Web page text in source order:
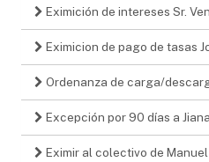
Eximición de intereses Sr.
Eximicion de pago de tasas
Ordenanza de carga/
Excepción por 90 días a
Eximir al colectivo de